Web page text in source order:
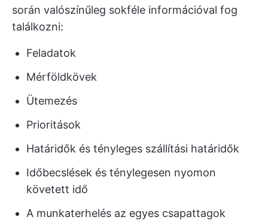
során valószínűleg sokféle információval fog
találkozni:
Feladatok
Mérföldkövek
Ütemezés
Prioritások
Határidők és tényleges szállítási határidők
Időbecslések és ténylegesen nyomon
követett idő
A munkaterhelés az egyes csapattagok